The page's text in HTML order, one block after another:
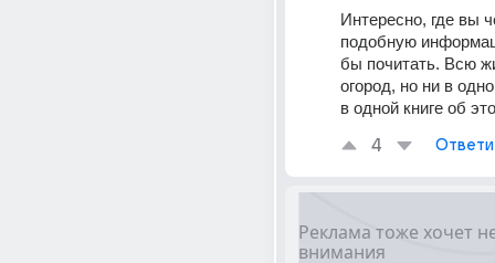
Интересно, где вы
подобную
бы почитать. Всю
огород, но ни в
в одной книге об
4